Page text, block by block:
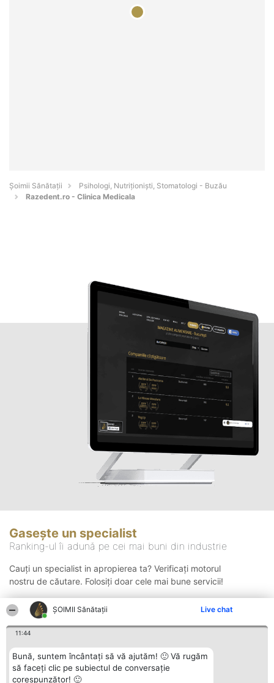
ŞOIMII Sănătații Live chat
11:44
Bună, suntem încântați să vă ajutăm! 🙂 Vă rugăm
să faceți clic pe subiectul de conversație
corespunzător! 🙂
Şoimii Sănătații
Psihologi, Nutriționiști, Stomatologi - Buzău
Razedent.ro - Clinica Medicala
Gasește un specialist
Ranking-ul îi adună pe cei mai buni din industrie
Cauți un specialist in apropierea ta? Verificați motorul
nostru de căutare. Folosiți doar cele mai bune servicii!